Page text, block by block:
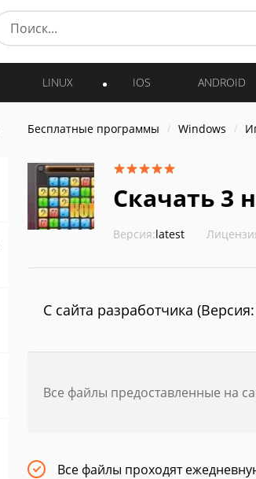
LINUX IOS ANDROID
Бесплатные программы Windows
Скачать 3
Версия:latest
С сайта разработчика
Все файлы предоставленные на
Все файлы проходят